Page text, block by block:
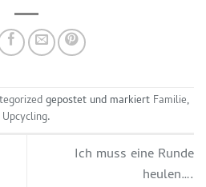
gepostet und markiert Familie,
Upcycling.
Ich muss eine Runde
heulen….